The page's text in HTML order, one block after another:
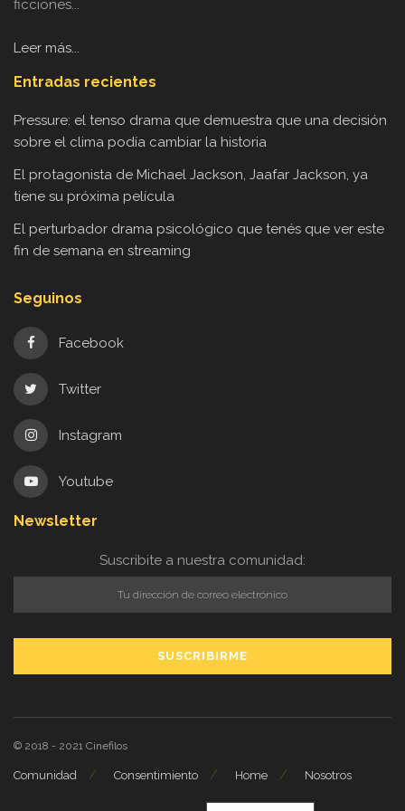
ficciones...
Leer más...
Entradas recientes
Pressure: el tenso drama que demuestra que una decisión
sobre el clima podía cambiar la historia
El protagonista de Michael Jackson, Jaafar Jackson, ya
tiene su próxima película
El perturbador drama psicológico que tenés que ver este
fin de semana en streaming
Seguinos
Facebook
Twitter
Instagram
Youtube
Newsletter
Suscribite a nuestra comunidad:
© 2018 - 2021 Cinefilos
Comunidad Consentimiento Home Nosotros